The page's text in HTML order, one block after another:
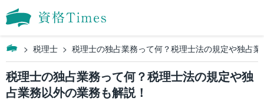
税理士 税理士の独占業務って何？税理士法の規定や独占
税理士の独占業務って何？税理士法の規定や独
占業務以外の業務も解説！